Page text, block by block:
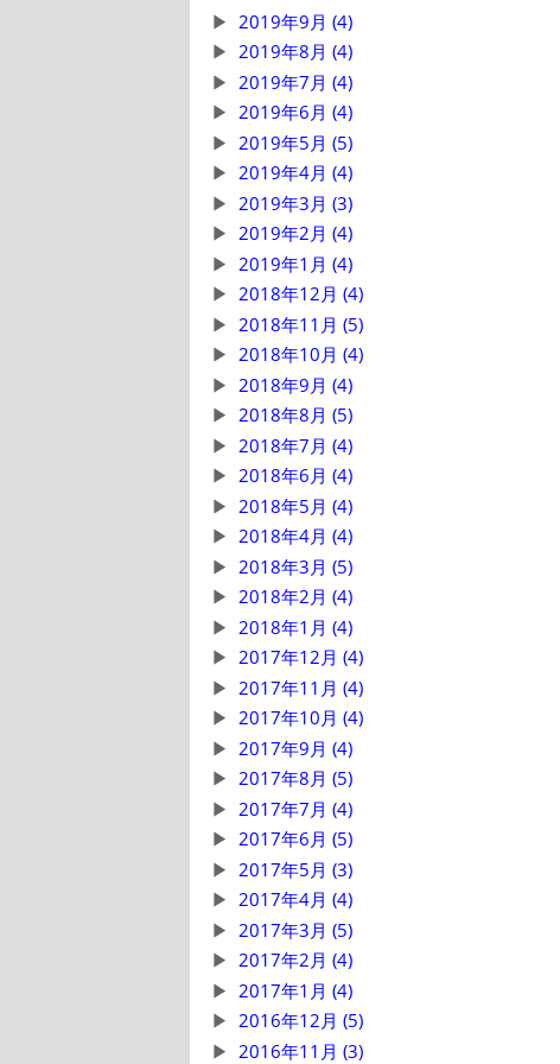
2019年9月 (4)
2019年8月 (4)
2019年7月 (4)
2019年6月 (4)
2019年5月 (5)
2019年4月 (4)
2019年3月 (3)
2019年2月 (4)
2019年1月 (4)
2018年12月 (4)
2018年11月 (5)
2018年10月 (4)
2018年9月 (4)
2018年8月 (5)
2018年7月 (4)
2018年6月 (4)
2018年5月 (4)
2018年4月 (4)
2018年3月 (5)
2018年2月 (4)
2018年1月 (4)
2017年12月 (4)
2017年11月 (4)
2017年10月 (4)
2017年9月 (4)
2017年8月 (5)
2017年7月 (4)
2017年6月 (5)
2017年5月 (3)
2017年4月 (4)
2017年3月 (5)
2017年2月 (4)
2017年1月 (4)
2016年12月 (5)
2016年11月 (3)